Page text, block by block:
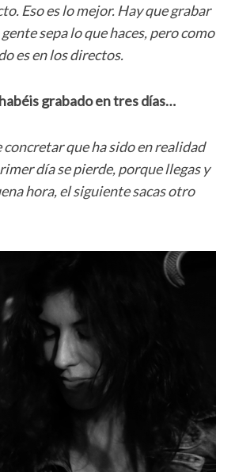
Eso es lo mejor. Hay que grabar
sepa lo que haces, pero como
es en los directos.
grabado en tres días…
concretar que ha sido en realidad
día se pierde, porque llegas y
hora, el siguiente sacas otro